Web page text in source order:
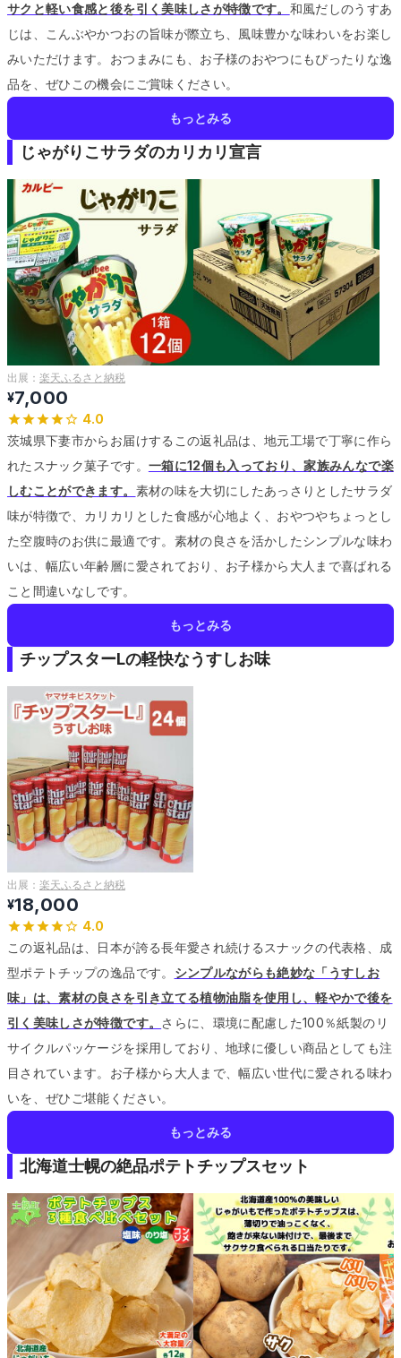
サクと軽い食感と後を引く美味しさが特徴です。 和風だしのうすあ
じは、こんぶやかつおの旨味が際立ち、風味豊かな味わいをお楽し
みいただけます。 おつまみにも、お子様のおやつにもぴったりな逸
品を、ぜひこの機会にご賞味ください。
もっとみる
じゃがりこサラダのカリカリ宣言
出展： 楽天ふるさと納税
¥7,000
4.0
茨城県下妻市からお届けするこの返礼品は、地元工場で丁寧に作ら
れたスナック菓子です。 一箱に12個も入っており、家族みんなで楽
しむことができます。 素材の味を大切にしたあっさりとしたサラダ
味が特徴で、カリカリとした食感が心地よく、おやつやちょっとし
た空腹時のお供に最適です。 素材の良さを活かしたシンプルな味わ
いは、幅広い年齢層に愛されており、お子様から大人まで喜ばれる
こと間違いなしです。
もっとみる
チップスターLの軽快なうすしお味
出展： 楽天ふるさと納税
¥18,000
4.0
この返礼品は、日本が誇る長年愛され続けるスナックの代表格、成
型ポテトチップの逸品です。 シンプルながらも絶妙な「うすしお
味」は、素材の良さを引き立てる植物油脂を使用し、軽やかで後を
引く美味しさが特徴です。
さらに、環境に配慮した100％紙製のリ
サイクルパッケージを採用しており、地球に優しい商品としても注
目されています。 お子様から大人まで、幅広い世代に愛される味わ
いを、ぜひご堪能ください。
もっとみる
北海道士幌の絶品ポテトチップスセット